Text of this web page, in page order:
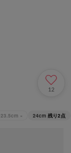
12
23.5cm × 24cm 残り2点